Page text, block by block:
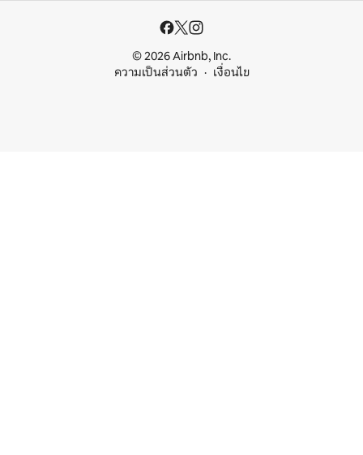
© 2026 Airbnb, Inc.
ความเป็นส่วนตัว
เงื่อนไข